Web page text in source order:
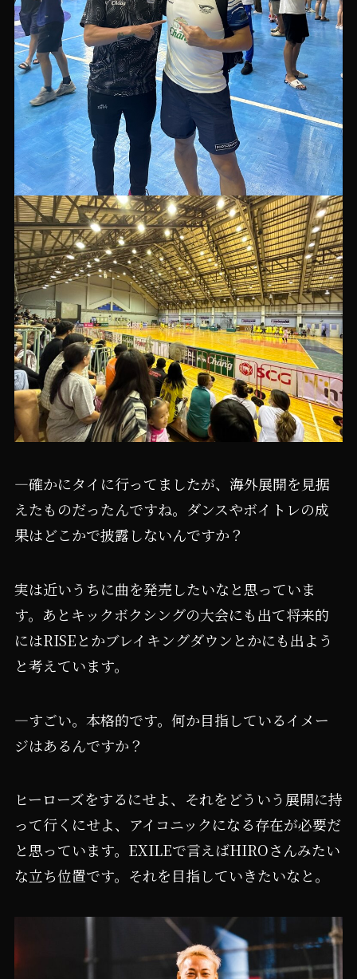
―確かにタイに行ってましたが、海外展開を見据
えたものだったんですね。ダンスやボイトレの成
果はどこかで披露しないんですか？
実は近いうちに曲を発売したいなと思っていま
す。あとキックボクシングの大会にも出て将来的
にはRISEとかブレイキングダウンとかにも出よう
と考えています。
―すごい。本格的です。何か目指しているイメー
ジはあるんですか？
ヒーローズをするにせよ、それをどういう展開に持
って行くにせよ、アイコニックになる存在が必要だ
と思っています。EXILEで言えばHIROさんみたい
な立ち位置です。それを目指していきたいなと。